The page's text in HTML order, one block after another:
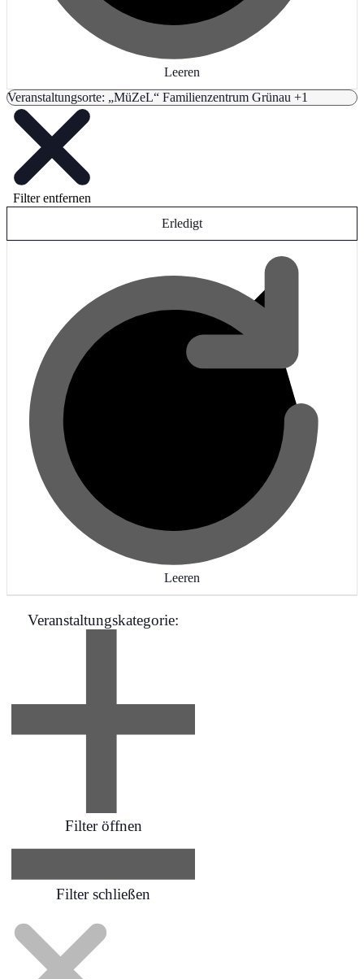
Leeren
Veranstaltungsorte: „MüZeL“ Familienzentrum Grünau +1
Filter entfernen
Erledigt
Leeren
Veranstaltungskategorie:
Filter öffnen
Filter schließen